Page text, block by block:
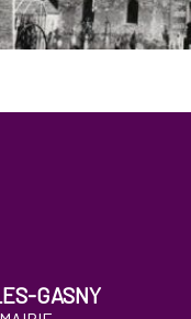
GASNY